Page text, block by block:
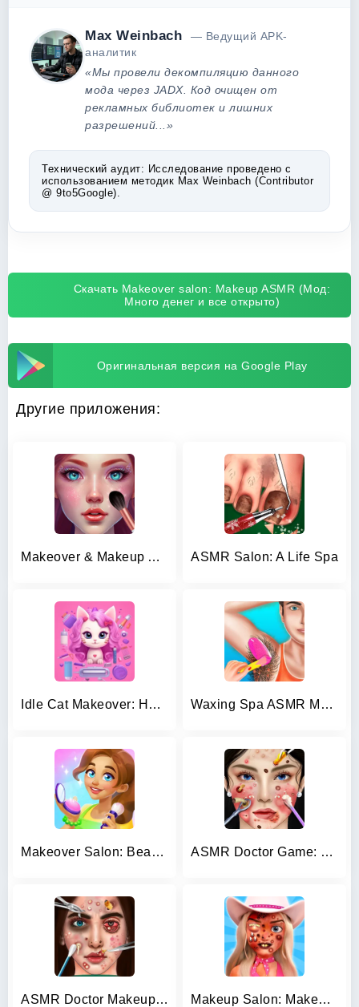
Max Weinbach
— Ведущий APK-
аналитик
«Мы провели декомпиляцию данного
мода через JADX. Код очищен от
рекламных библиотек и лишних
разрешений...»
Технический аудит: Исследование проведено с
использованием методик Max Weinbach (Contributor
@ 9to5Google).
Скачать Makeover salon: Makeup ASMR (Мод:
Много денег и все открыто)
Оригинальная версия на Google Play
Другие приложения:
Makeover & Makeup ASMR ASMR Salon: A Life Spa
Idle Cat Makeover: Hair Salon Waxing Spa ASMR Makeover Salon
Makeover Salon: Beauty Mania ASMR Doctor Game: Makeup Salon
ASMR Doctor Makeup Salon games Makeup Salon: Makeover ASMR